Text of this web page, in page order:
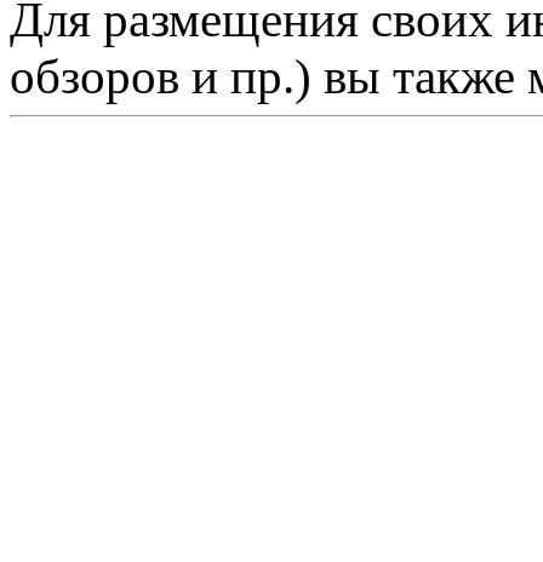
Для размещения своих
обзоров и пр.) вы также